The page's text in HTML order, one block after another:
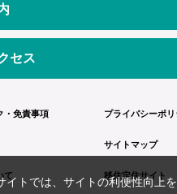
セス
・免責事項 プライバシーポ
サイトマップ
て 移住定住サイト
イトでは、サイトの利便性向上